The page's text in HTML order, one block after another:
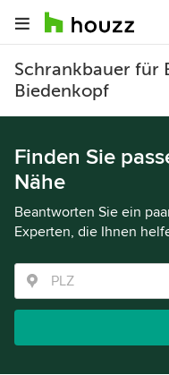
Schrankbauer für
Biedenkopf
Finden Sie
Nähe
Beantworten Sie ein
Experten, die Ihnen